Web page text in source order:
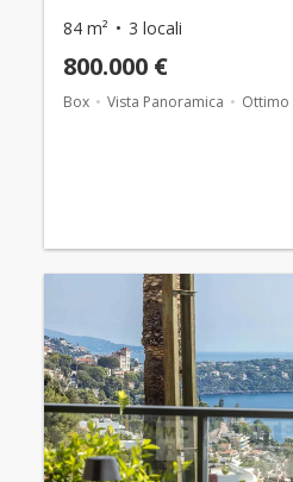
84 m² 3 locali
800.000 €
Box Vista Panoramica Ottimo